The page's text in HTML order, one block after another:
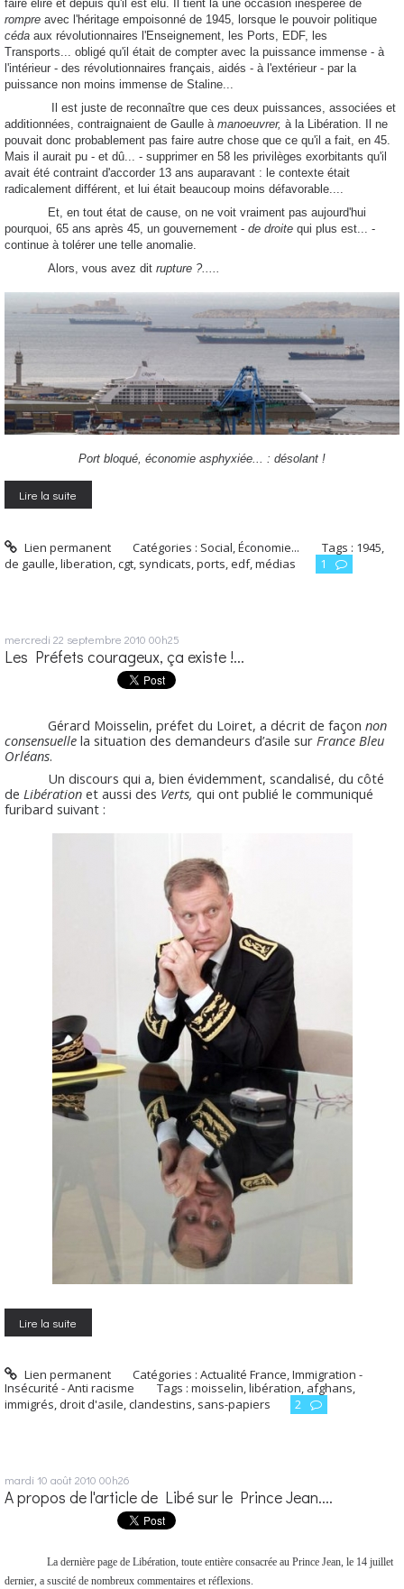
faire élire et depuis qu'il est élu. Il tient là une occasion inesperée de
rompre avec l'héritage empoisonné de 1945, lorsque le pouvoir politique
céda aux révolutionnaires l'Enseignement, les Ports, EDF, les
Transports... obligé qu'il était de compter avec la puissance immense - à
l'intérieur - des révolutionnaires français, aidés - à l'extérieur - par la
puissance non moins immense de Staline...
Il est juste de reconnaître que ces deux puissances, associées et
additionnées, contraignaient de Gaulle à manoeuvrer, à la Libération. Il ne
pouvait donc probablement pas faire autre chose que ce qu'il a fait, en 45.
Mais il aurait pu - et dû... - supprimer en 58 les privilèges exorbitants qu'il
avait été contraint d'accorder 13 ans auparavant : le contexte était
radicalement différent, et lui était beaucoup moins défavorable....
Et, en tout état de cause, on ne voit vraiment pas aujourd'hui
pourquoi, 65 ans après 45, un gouvernement - de droite qui plus est... -
continue à tolérer une telle anomalie.
Alors, vous avez dit rupture ?.....
Port bloqué, économie asphyxiée... : désolant !
Lire la suite
Lien permanent Catégories : Social, Économie... Tags : 1945,
de gaulle,liberation,cgt, syndicats,ports,edf,médias 1
mercredi 22 septembre 2010 00h25
Les Préfets courageux, ça existe !...
Gérard Moisselin, préfet du Loiret, a décrit de façon non
consensuelle la situation des demandeurs d’asile sur France Bleu
Orléans.
Un discours qui a, bien évidemment, scandalisé, du côté
de Libération et aussi des Verts, qui ont publié le communiqué
furibard suivant :
Lire la suite
Lien permanent Catégories :Actualité France,Immigration -
Insécurité - Anti racisme
Tags : moisselin,libération, afghans,
immigrés, droit d'asile,clandestins, sans-papiers 2
mardi 10 août 2010 00h26
A propos de l'article de Libé sur le Prince Jean....
La dernière page de Libération, toute entière consacrée au Prince Jean, le 14 juillet
dernier, a suscité de nombreux commentaires et réflexions.